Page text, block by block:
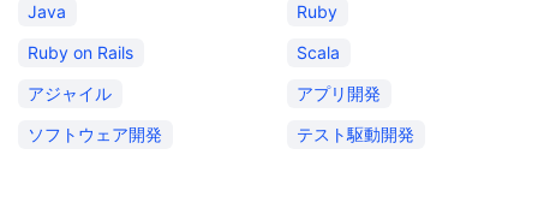
Java
Ruby
Ruby on Rails
Scala
アジャイル
アプリ開発
ソフトウェア開発
テスト駆動開発